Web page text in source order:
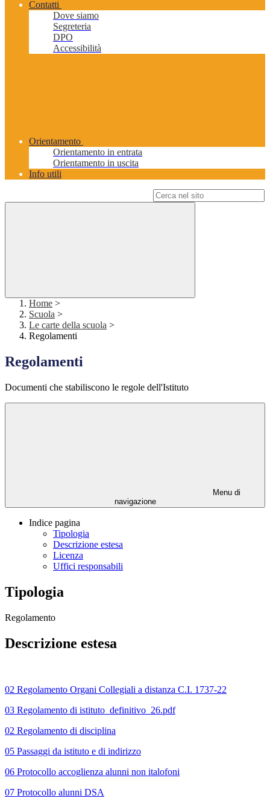
Contatti
Dove siamo
Segreteria
DPO
Accessibilità
Orientamento
Orientamento in entrata
Orientamento in uscita
Info utili
Home >
Scuola >
Le carte della scuola >
Regolamenti
Regolamenti
Documenti che stabiliscono le regole dell'Istituto
Menu di
navigazione
Indice pagina
Tipologia
Descrizione estesa
Licenza
Uffici responsabili
Tipologia
Regolamento
Descrizione estesa
02 Regolamento Organi Collegiali a distanza C.I. 1737-22
03 Regolamento di istituto_definitivo_26.pdf
02 Regolamento di disciplina
05 Passaggi da istituto e di indirizzo
06 Protocollo accoglienza alunni non italofoni
07 Protocollo alunni DSA